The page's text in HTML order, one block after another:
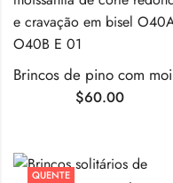
$60.00
QUENTE